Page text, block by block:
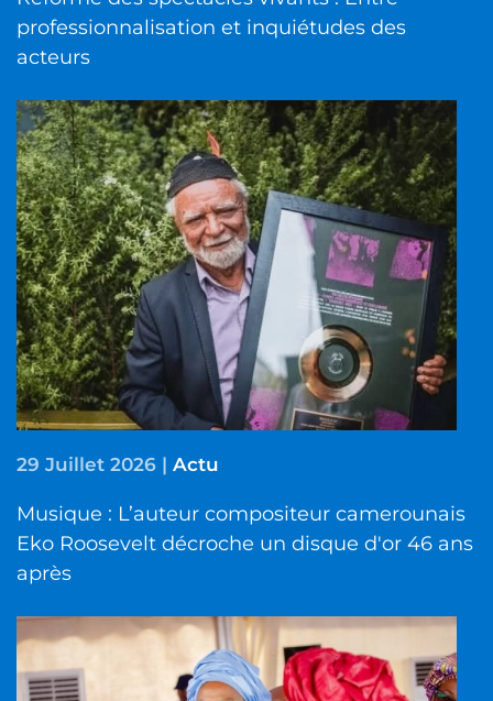
professionnalisation et inquiétudes des
acteurs
29 Juillet 2026 | Actu
Musique : L’auteur compositeur camerounais
Eko Roosevelt décroche un disque d'or 46 ans
après